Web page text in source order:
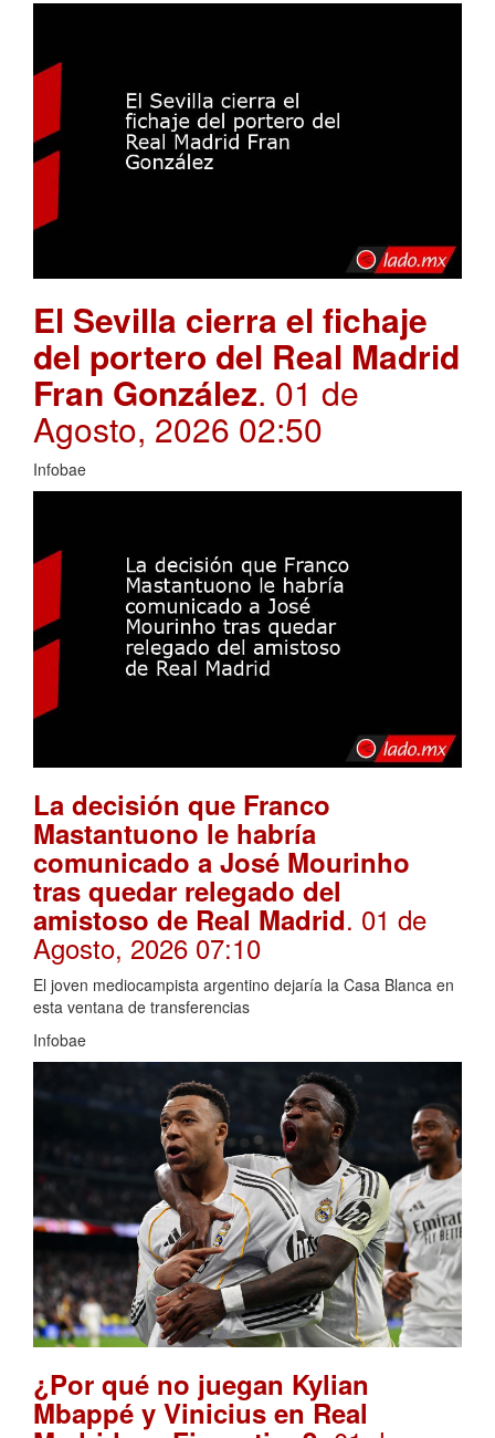
El Sevilla cierra el fichaje
del portero del Real Madrid
Fran González. 01 de
Agosto, 2026 02:50
Infobae
La decisión que Franco
Mastantuono le habría
comunicado a José Mourinho
tras quedar relegado del
amistoso de Real Madrid. 01 de
Agosto, 2026 07:10
El joven mediocampista argentino dejaría la Casa Blanca en
esta ventana de transferencias
Infobae
¿Por qué no juegan Kylian
Mbappé y Vinicius en Real